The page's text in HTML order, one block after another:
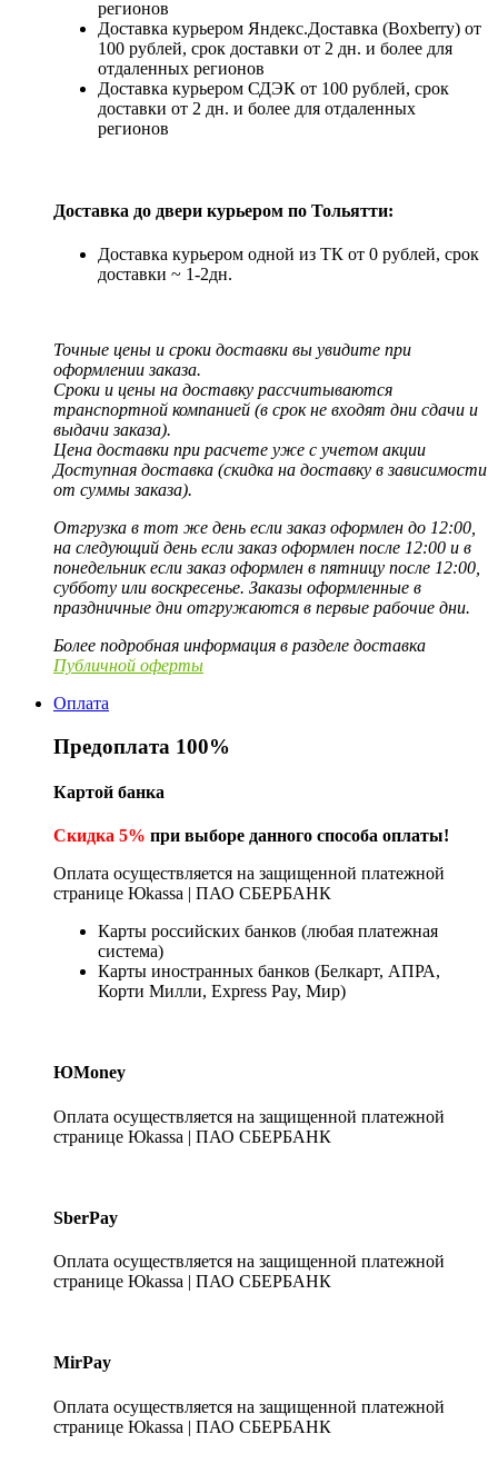
регионов
Доставка курьером Яндекс.Доставка (Boxberry) от
100 рублей, срок доставки от 2 дн. и более для
отдаленных регионов
Доставка курьером СДЭК от 100 рублей, срок
доставки от 2 дн. и более для отдаленных
регионов
Доставка до двери курьером по Тольятти:
Доставка курьером одной из ТК от 0 рублей, срок
доставки ~ 1-2дн.
Точные цены и сроки доставки вы увидите при
оформлении заказа.
Сроки и цены на доставку рассчитываются
транспортной компанией (в срок не входят дни сдачи и
выдачи заказа).
Цена доставки при расчете уже с учетом акции
Доступная доставка (скидка на доставку в зависимости
от суммы заказа).
Отгрузка в тот же день если заказ оформлен до 12:00,
на следующий день если заказ оформлен после 12:00 и в
понедельник если заказ оформлен в пятницу после 12:00,
субботу или воскресенье. Заказы оформленные в
праздничные дни отгружаются в первые рабочие дни.
Более подробная информация в разделе доставка
Публичной оферты
Оплата
Предоплата 100%
Картой банка
Скидка 5% при выборе данного способа оплаты!
Оплата осуществляется на защищенной платежной
странице Юkassa | ПАО СБЕРБАНК
Карты российских банков (любая платежная
система)
Карты иностранных банков (Белкарт, АПРА,
Корти Милли, Express Pay, Мир)
ЮMoney
Оплата осуществляется на защищенной платежной
странице Юkassa | ПАО СБЕРБАНК
SberPay
Оплата осуществляется на защищенной платежной
странице Юkassa | ПАО СБЕРБАНК
MirPay
Оплата осуществляется на защищенной платежной
странице Юkassa | ПАО СБЕРБАНК